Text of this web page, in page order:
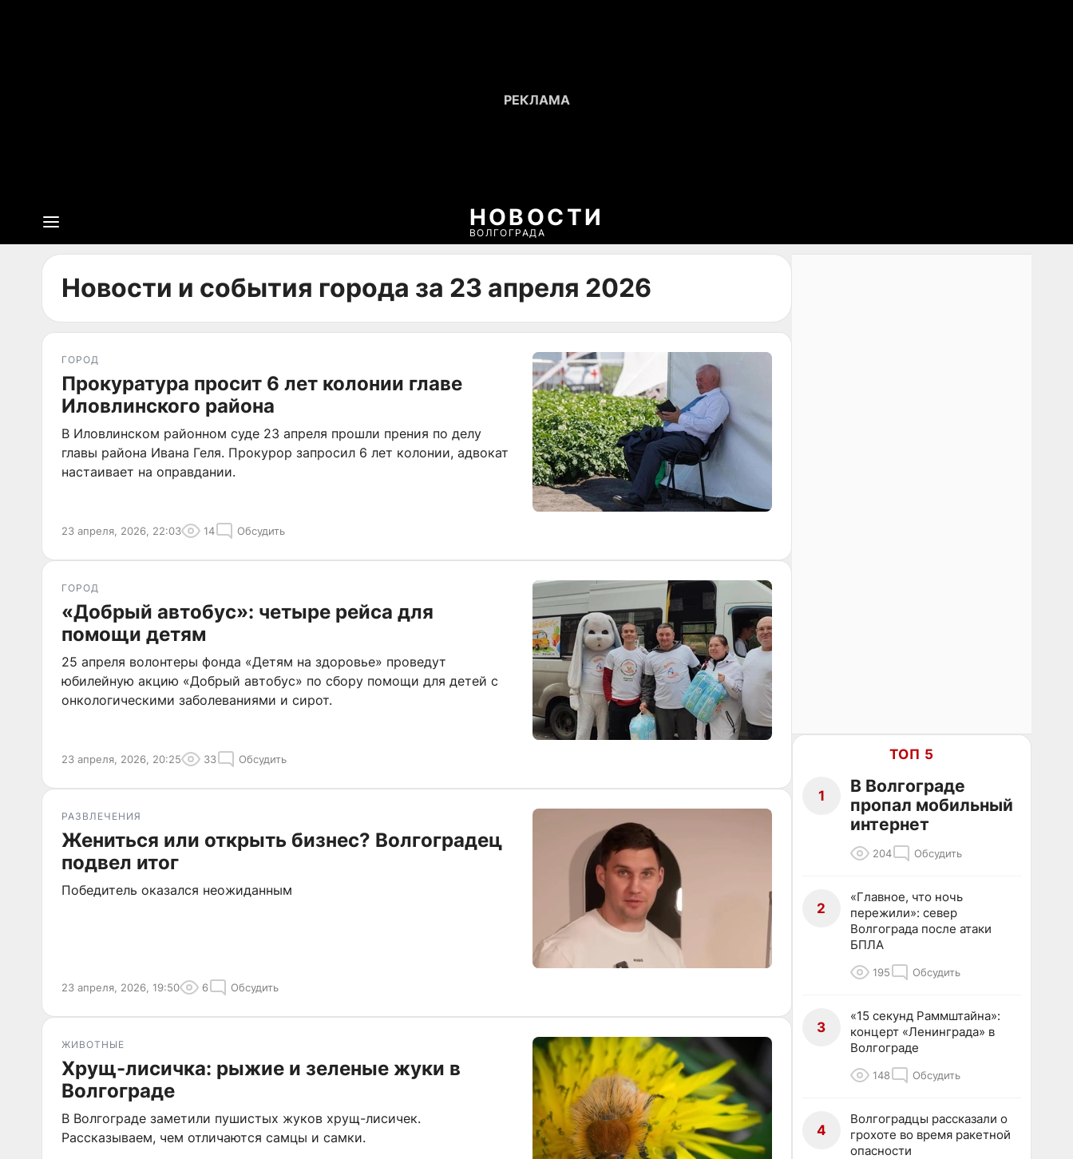
НОВОСТИ
ВОЛГОГРАДА
Новости и события города за 23 апреля 2026
ГОРОД
Прокуратура просит 6 лет колонии главе
Иловлинского района
В Иловлинском районном суде 23 апреля прошли прения по делу
главы района Ивана Геля. Прокурор запросил 6 лет колонии, адвокат
настаивает на оправдании.
23 апреля, 2026, 22:03 14 Обсудить
ГОРОД
«Добрый автобус»: четыре рейса для
помощи детям
25 апреля волонтеры фонда «Детям на здоровье» проведут
юбилейную акцию «Добрый автобус» по сбору помощи для детей с
онкологическими заболеваниями и сирот.
23 апреля, 2026, 20:25 33 Обсудить
РАЗВЛЕЧЕНИЯ
Жениться или открыть бизнес? Волгоградец
подвел итог
Победитель оказался неожиданным
23 апреля, 2026, 19:50 6 Обсудить
ЖИВОТНЫЕ
Хрущ-лисичка: рыжие и зеленые жуки в
Волгограде
В Волгограде заметили пушистых жуков хрущ-лисичек.
Рассказываем, чем отличаются самцы и самки.
ТОП 5
1
В Волгограде
пропал мобильный
интернет
204 Обсудить
2
«Главное, что ночь
пережили»: север
Волгограда после атаки
БПЛА
195 Обсудить
3
«15 секунд Раммштайна»:
концерт «Ленинграда» в
Волгограде
148 Обсудить
4
Волгоградцы рассказали о
грохоте во время ракетной
опасности